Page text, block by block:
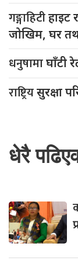
गङ्गाहिटीहाइट
जोखिम, घर
धनुषामाघाँटी
राष्ट्रियसुरक्षा
धेरै